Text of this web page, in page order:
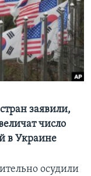
заявили,
число
в Украине
осудили